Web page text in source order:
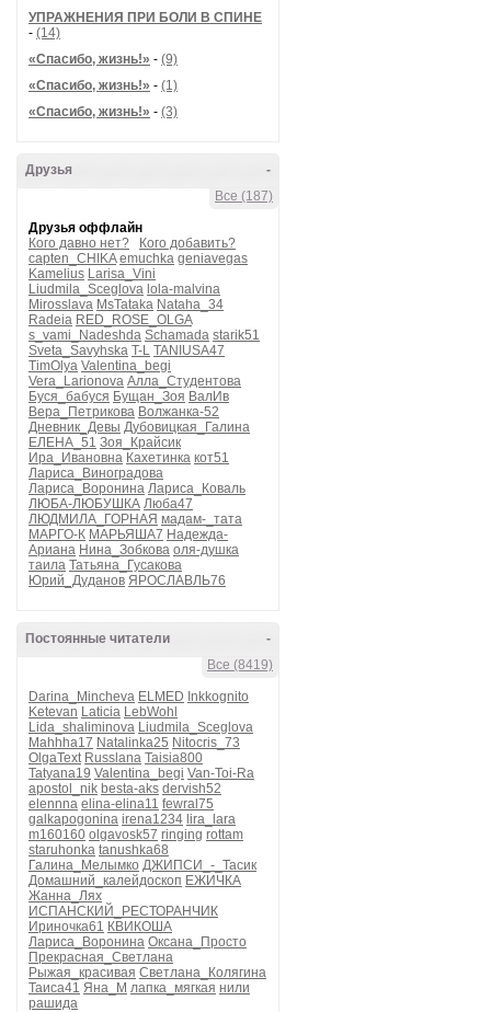
УПРАЖНЕНИЯ ПРИ БОЛИ В СПИНЕ
- (14)
«Спасибо, жизнь!» - (9)
«Спасибо, жизнь!» - (1)
«Спасибо, жизнь!» - (3)
-
Друзья
Все (187)
Друзья оффлайн
Кого давно нет?
Кого добавить?
capten_CHIKA emuchka geniavegas
Kamelius Larisa_Vini
Liudmila_Sceglova lola-malvina
Mirosslava MsTataka Nataha_34
Radeia RED_ROSE_OLGA
s_vami_Nadeshda Schamada starik51
Sveta_Savyhska T-L TANIUSA47
TimOlya Valentina_begi
Vera_Larionova Алла_Студентова
Буся_бабуся Бущан_Зоя ВалИв
Вера_Петрикова Волжанка-52
Дневник_Девы Дубовицкая_Галина
ЕЛЕНА_51 Зоя_Крайсик
Ира_Ивановна Кахетинка кот51
Лариса_Виноградова
Лариса_Воронина Лариса_Коваль
ЛЮБА-ЛЮБУШКА Люба47
ЛЮДМИЛА_ГОРНАЯ мадам-_тата
МАРГО-К МАРЬЯША7 Надежда-
Ариана Нина_Зобкова оля-душка
таила Татьяна_Гусакова
Юрий_Дуданов ЯРОСЛАВЛЬ76
-
Постоянные читатели
Все (8419)
Darina_Mincheva ELMED Inkkognito
Ketevan Laticia LebWohl
Lida_shaliminova Liudmila_Sceglova
Mahhha17 Natalinka25 Nitocris_73
OlgaText Russlana Taisia800
Tatyana19 Valentina_begi Van-Toi-Ra
apostol_nik besta-aks dervish52
elennna elina-elina11 fewral75
galkapogonina irena1234 lira_lara
m160160 olgavosk57 ringing rottam
staruhonka tanushka68
Галина_Мелымко ДЖИПСИ_-_Тасик
Домашний_калейдоскоп ЕЖИЧКА
Жанна_Лях
ИСПАНСКИЙ_РЕСТОРАНЧИК
Ириночка61 КВИКОША
Лариса_Воронина Оксана_Просто
Прекрасная_Светлана
Рыжая_красивая Светлана_Колягина
Таиса41 Яна_М лапка_мягкая нили
рашида